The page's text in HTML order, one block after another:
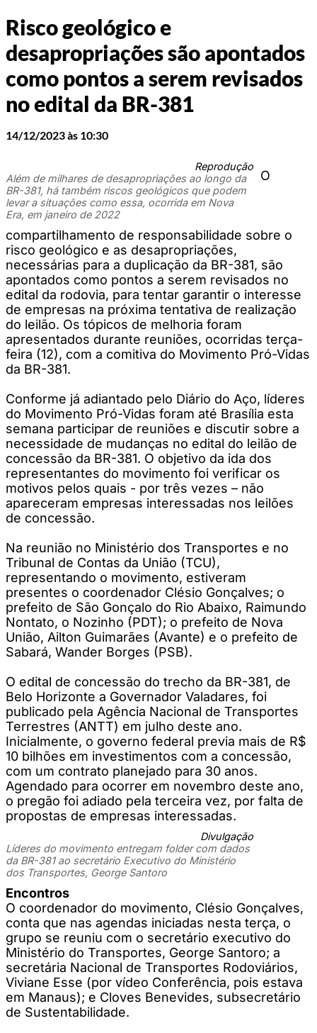
Risco geológico e
desapropriações são apontados
como pontos a serem revisados
no edital da BR-381
14/12/2023 às 10:30
Reprodução
Além de milhares de desapropriações ao longo da
BR-381, há também riscos geológicos que podem
levar a situações como essa, ocorrida em Nova
Era, em janeiro de 2022
O
compartilhamento de responsabilidade sobre o
risco geológico e as desapropriações,
necessárias para a duplicação da BR-381, são
apontados como pontos a serem revisados no
edital da rodovia, para tentar garantir o interesse
de empresas na próxima tentativa de realização
do leilão. Os tópicos de melhoria foram
apresentados durante reuniões, ocorridas terça-
feira (12), com a comitiva do Movimento Pró-Vidas
da BR-381.
Conforme já adiantado pelo Diário do Aço, líderes
do Movimento Pró-Vidas foram até Brasília esta
semana participar de reuniões e discutir sobre a
necessidade de mudanças no edital do leilão de
concessão da BR-381. O objetivo da ida dos
representantes do movimento foi verificar os
motivos pelos quais - por três vezes – não
apareceram empresas interessadas nos leilões
de concessão.
Na reunião no Ministério dos Transportes e no
Tribunal de Contas da União (TCU),
representando o movimento, estiveram
presentes o coordenador Clésio Gonçalves; o
prefeito de São Gonçalo do Rio Abaixo, Raimundo
Nontato, o Nozinho (PDT); o prefeito de Nova
União, Ailton Guimarães (Avante) e o prefeito de
Sabará, Wander Borges (PSB).
O edital de concessão do trecho da BR-381, de
Belo Horizonte a Governador Valadares, foi
publicado pela Agência Nacional de Transportes
Terrestres (ANTT) em julho deste ano.
Inicialmente, o governo federal previa mais de R$
10 bilhões em investimentos com a concessão,
com um contrato planejado para 30 anos.
Agendado para ocorrer em novembro deste ano,
o pregão foi adiado pela terceira vez, por falta de
propostas de empresas interessadas.
Divulgação
Líderes do movimento entregam folder com dados
da BR-381 ao secretário Executivo do Ministério
dos Transportes, George Santoro
Encontros
O coordenador do movimento, Clésio Gonçalves,
conta que nas agendas iniciadas nesta terça, o
grupo se reuniu com o secretário executivo do
Ministério do Transportes, George Santoro; a
secretária Nacional de Transportes Rodoviários,
Viviane Esse (por vídeo Conferência, pois estava
em Manaus); e Cloves Benevides, subsecretário
de Sustentabilidade.